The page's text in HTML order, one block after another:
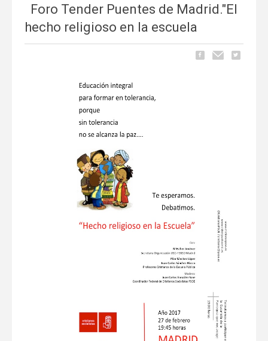
Foro Tender Puentes de Madrid."El
hecho religioso en la escuela